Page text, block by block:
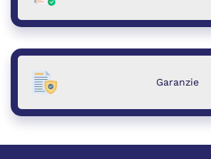
Garanzie